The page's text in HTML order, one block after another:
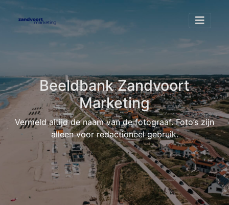
Beeldbank Zandvoort
Marketing
Vermeld altijd de naam van de fotograaf. Foto’s zijn
alleen voor redactioneel gebruik.